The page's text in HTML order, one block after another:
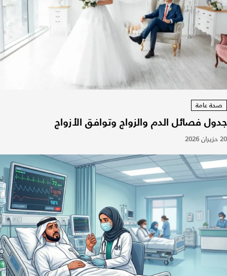
صحة عامة
جدول فصائل الدم والزواج وتوافق الأزواج
20 حزيران 2026